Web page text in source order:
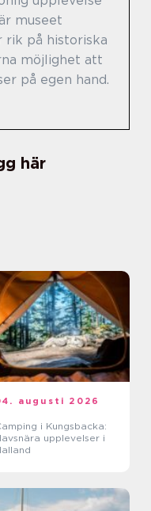
museet
rik på historiska
möjlighet att
på egen hand.
här
augusti 2026
i Kungsbacka:
upplevelser i